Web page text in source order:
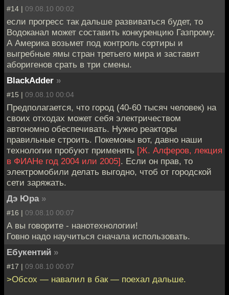
#14 | 09.08.10 00:02
если прогресс так дальше развиваться будет, то
Водоканал может составить конкуренцию Газпрому.
А Америка возьмет под контроль сортиры и
выгребные ямы стран третьего мира и заставит
аборигенов срать в три смены.
BlackAdder »
#15 | 09.08.10 00:04
Предполагается, что город (40-60 тысяч человек) на
своих отходах может себя электричеством
автономно обеспечивать. Нужно реакторы
правильные строить. Покемоны вот, давно наши
технологии пробуют применять [Ж. Алферов, лекция
в ФИАНе год 2004 или 2005]. Если он прав, то
электромобили делать выгодно, чтоб от городской
сети заряжать.
Дэ Юра »
#16 | 09.08.10 00:07
А вы говорите - нанотехнологии!
Говно надо научиться сначала использовать.
Ебукентий »
#17 | 09.08.10 00:07
>Обсох — навалил в бак — поехал дальше.